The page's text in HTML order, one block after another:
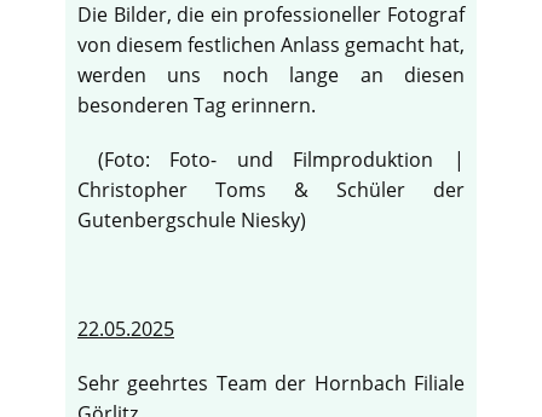
Die Bilder, die ein professioneller Fotograf
von diesem festlichen Anlass gemacht hat,
werden uns noch lange an diesen
besonderen Tag erinnern.
(Foto: Foto- und Filmproduktion |
Christopher Toms & Schüler der
Gutenbergschule Niesky)
22.05.2025
Sehr geehrtes Team der Hornbach Filiale